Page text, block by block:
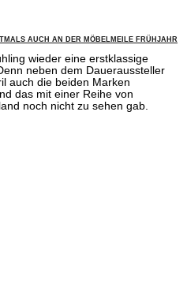
AUCH AN DER MÖBELMEILE FRÜHJAHR
wieder eine erstklassige
neben dem Daueraussteller
auch die beiden Marken
das mit einer Reihe von
noch nicht zu sehen gab.